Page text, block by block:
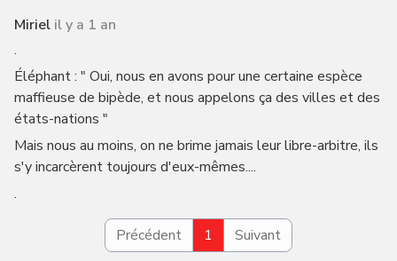
Miriel il y a 1 an
.
Éléphant : " Oui, nous en avons pour une certaine espèce
maffieuse de bipède, et nous appelons ça des villes et des
états-nations "
Mais nous au moins, on ne brime jamais leur libre-arbitre, ils
s'y incarcèrent toujours d'eux-mêmes....
.
Précédent 1 Suivant